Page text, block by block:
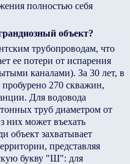
полностью себя
объект?
трубопроводам, что
ее потери от испарения
каналами). За 30 лет, в
270 скважин,
Для водовода
труб диаметром от
них может въехать
объект захватывает
представляя
букву "Ш": для